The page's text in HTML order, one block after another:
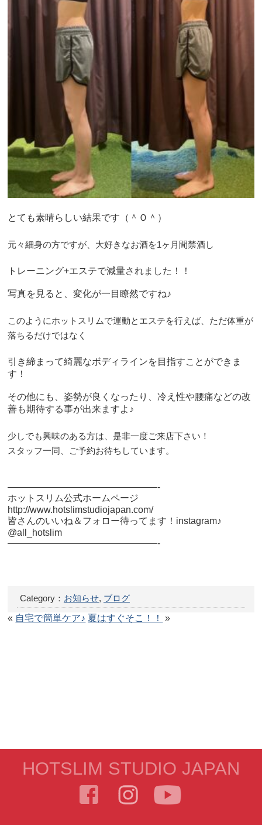
とても素晴らしい結果です（＾Ｏ＾）
元々細身の方ですが、大好きなお酒を1ヶ月間禁酒し
トレーニング+エステで減量されました！！
写真を見ると、変化が一目瞭然ですね♪
このようにホットスリムで運動とエステを行えば、ただ体重が
落ちるだけではなく
引き締まって綺麗なボディラインを目指すことができま
す！
その他にも、姿勢が良くなったり、冷え性や腰痛などの改
善も期待する事が出来ますよ♪
少しでも興味のある方は、是非一度ご来店下さい！
スタッフ一同、ご予約お待ちしています。
————————————————-
ホットスリム公式ホームページ
http://www.hotslimstudiojapan.com/
皆さんのいいね＆フォロー待ってます！instagram♪
@all_hotslim
————————————————-
Category： お知らせ, ブログ
« 自宅で簡単ケア♪ 夏はすぐそこ！！ »
HOTSLIM STUDIO JAPAN